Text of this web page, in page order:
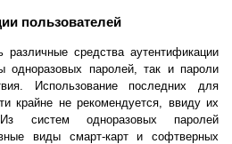
пользователей
различные средства аутентификации
одноразовых паролей, так и пароли
Использование последних для
крайне не рекомендуется, ввиду их
систем одноразовых паролей
виды смарт-карт и софтверных